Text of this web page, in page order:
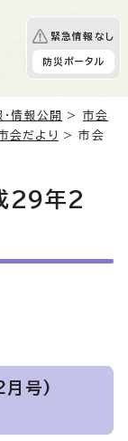
緊急情報なし
防災ポータル
・情報公開 > 市会
だより
> 市会
29年2
月号)